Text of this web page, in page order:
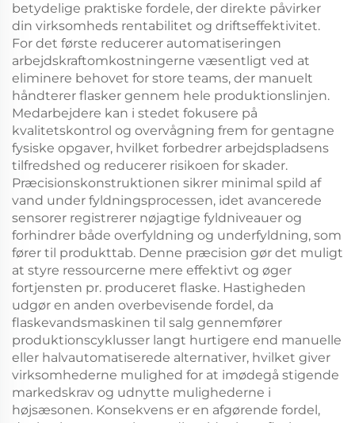
betydelige praktiske fordele, der direkte påvirker
din virksomheds rentabilitet og driftseffektivitet.
For det første reducerer automatiseringen
arbejdskraftomkostningerne væsentligt ved at
eliminere behovet for store teams, der manuelt
håndterer flasker gennem hele produktionslinjen.
Medarbejdere kan i stedet fokusere på
kvalitetskontrol og overvågning frem for gentagne
fysiske opgaver, hvilket forbedrer arbejdspladsens
tilfredshed og reducerer risikoen for skader.
Præcisionskonstruktionen sikrer minimal spild af
vand under fyldningsprocessen, idet avancerede
sensorer registrerer nøjagtige fyldniveauer og
forhindrer både overfyldning og underfyldning, som
fører til produkttab. Denne præcision gør det muligt
at styre ressourcerne mere effektivt og øger
fortjensten pr. produceret flaske. Hastigheden
udgør en anden overbevisende fordel, da
flaskevandsmaskinen til salg gennemfører
produktionscyklusser langt hurtigere end manuelle
eller halvautomatiserede alternativer, hvilket giver
virksomhederne mulighed for at imødegå stigende
markedskrav og udnytte mulighederne i
højsæsonen. Konsekvens er en afgørende fordel,